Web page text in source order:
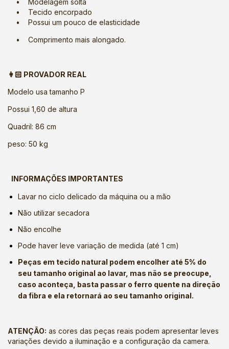
• Tecido encorpado
• Possui um pouco de elasticidade
• Comprimento mais alongado.
👩🏻 PROVADOR REAL
Modelo usa tamanho P
Possui 1,60 de altura
Quadril: 86 cm
peso: 50 kg
INFORMAÇÕES IMPORTANTES
Lavar no ciclo delicado da máquina ou a mão
Não utilizar secadora
Não encolhe
Pode haver leve variação de medida (até 1 cm)
Peças em tecido natural podem encolher até 5% do
seu tamanho original ao lavar, mas não se preocupe,
caso aconteça, basta passar o ferro quente na direção
da fibra e ela retornará ao seu tamanho original.
ATENÇÃO: as cores das peças reais podem apresentar leves
variações devido a iluminação e a configuração da camera.